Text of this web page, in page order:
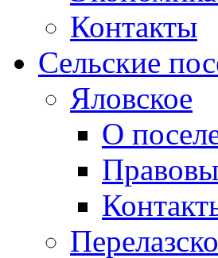
Контакты
Сельские
Яловское
О